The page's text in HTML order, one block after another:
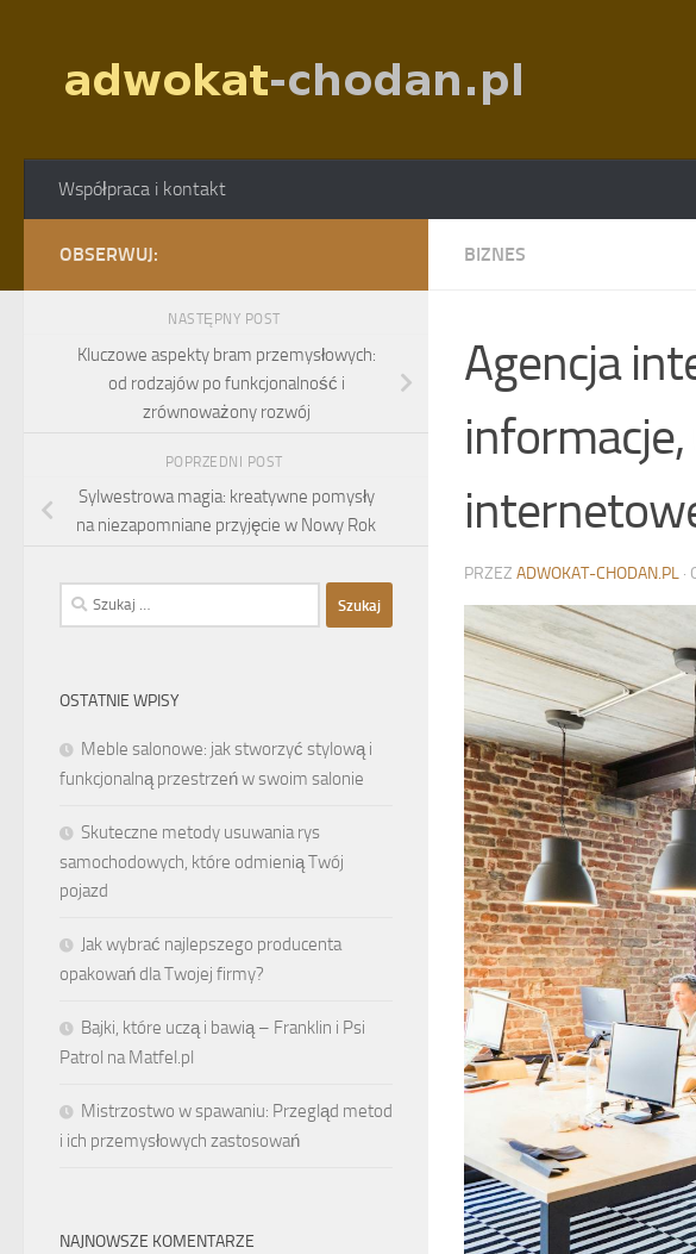
Współpraca i kontakt
BIZNES
Agencja
informacje,
PRZEZ ADWOKAT-CHODAN.PL ·
OBSERWUJ:
NASTĘPNY POST
Kluczowe aspekty bram przemysłowych:
od rodzajów po funkcjonalność i
zrównoważony rozwój
POPRZEDNI POST
Sylwestrowa magia: kreatywne pomysły
na niezapomniane przyjęcie w Nowy Rok
Szukaj:
OSTATNIE WPISY
Meble salonowe: jak stworzyć stylową i
funkcjonalną przestrzeń w swoim salonie
Skuteczne metody usuwania rys
samochodowych, które odmienią Twój
pojazd
Jak wybrać najlepszego producenta
opakowań dla Twojej firmy?
Bajki, które uczą i bawią – Franklin i Psi
Patrol na Matfel.pl
Mistrzostwo w spawaniu: Przegląd metod
i ich przemysłowych zastosowań
NAJNOWSZE KOMENTARZE